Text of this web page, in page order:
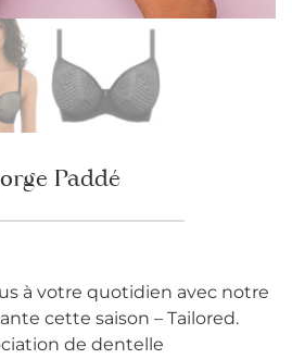
Paddé
à votre quotidien avec notre
cette saison – Tailored.
de dentelle